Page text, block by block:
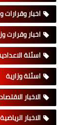
اخبار وقرارات
اخبار وقرارت
اسئلة
اسئلة وزارية
الاخبار
الاخبار الرياضية